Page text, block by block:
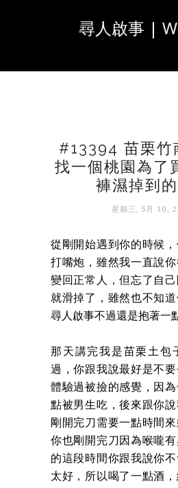
尋人啟事 |
#13394 苗栗竹
找一個桃園為了
褲濕掉到
星期三, 5月 30,
從剛開始遇到你的時候
打嘴炮，雖然我一直說
變回正常人，但忘了自
就滑掉了，雖然也不知
尋人啟事不過還是抱著一
那天講完我是苗栗土包
過，你跟我說最好是不
體驗過被撿的感覺，因
點被男生吃，後來跟你
剛開完刀需要一點時間
你也剛開完刀因為喉嚨
的這段時間你跟我說你
太好，所以喝了一點酒